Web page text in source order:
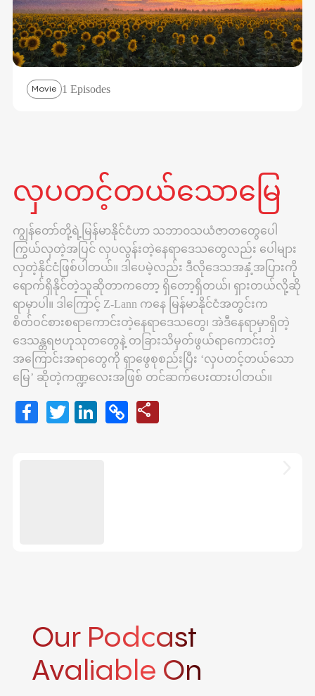
Movie 1 Episodes
လှပတင့်တယ်သောမြေ
ကျွန်တော်တို့ရဲ့မြန်မာနိုင်ငံဟာ သဘာ၀သယံဇာတတွေပေါ
ကြွယ်လှတဲ့အပြင် လှပလွန်းတဲ့နေရာဒေသတွေလည်း ပေါများ
လှတဲ့နိုင်ငံဖြစ်ပါတယ်။ ဒါပေမဲ့လည်း ဒီလိုဒေသအနှံ့အပြားကို
ရောက်ရှိနိုင်တဲ့သူဆို‌တာကတော့ ရှိတော့ရှိတယ်၊ ရှားတယ်လို့ဆို
ရာမှာပါ။ ဒါကြောင့် Z-Lann ကနေ မြန်မာနိုင်ငံအတွင်းက
စိတ်ဝင်စားစရာကောင်းတဲ့နေရာဒေသတွေ၊ အဲဒီနေရာမှာရှိတဲ့
ဒေသန္တရဗဟုသုတတွေနဲ့ တခြားသိမှတ်ဖွယ်ရာကောင်းတဲ့
အကြောင်းအရာတွေကို ရှာဖွေစုစည်းပြီး ‘လှပတင့်တယ်သော
မြေ’ ဆိုတဲ့ကဏ္ဍလေးအဖြစ် တင်ဆက်ပေးထားပါတယ်။
Facebook
TwitterLinkedIn
Copy
share
Our Podcast
Avaliable On